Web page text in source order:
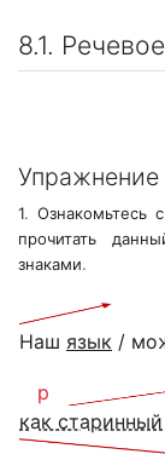
8.1.
Упражнение
1. Ознакомьтесь
прочитать
знаками.
Наш язык /
p
как старинный